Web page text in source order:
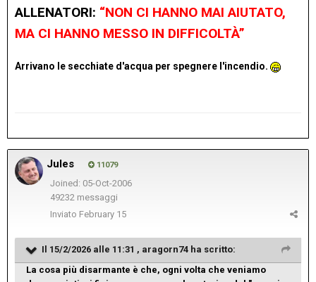
ALLENATORI: “NON CI HANNO MAI AIUTATO,
MA CI HANNO MESSO IN DIFFICOLTÀ”
Arrivano le secchiate d'acqua per spegnere l'incendio.
Jules 11079
Joined: 05-Oct-2006
49232 messaggi
Inviato February 15
Il 15/2/2026 alle 11:31 , aragorn74 ha scritto:
La cosa più disarmante è che, ogni volta che veniamo